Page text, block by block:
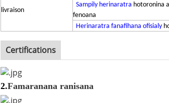
livraison
Sampily herinaratra hotoronina
fenoana
Herinaratra fanafihana ofisialy
Certifications
2.Famaranana ranisana